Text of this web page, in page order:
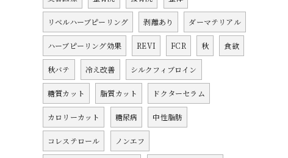
リベルハーブピーリング 剥離あり ダーマテリアル
ハーブピーリング効果 REVI FCR 秋 食欲
秋バテ 冷え改善 シルクフィブロイン
糖質カット 脂質カット ドクターセラム
カロリーカット 糖尿病 中性脂肪
コレステロール ノンエフ